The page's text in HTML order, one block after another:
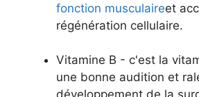
fonction musculaireet
régénération cellulaire.
Vitamine B - c'est la
une bonne audition et